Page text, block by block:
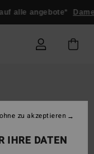
alle angebote* Damen
IHRE DATEN
zu akzeptieren